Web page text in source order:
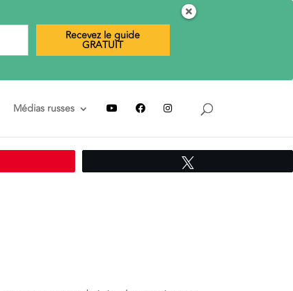
Médias russes
Recevez le guide
GRATUIT